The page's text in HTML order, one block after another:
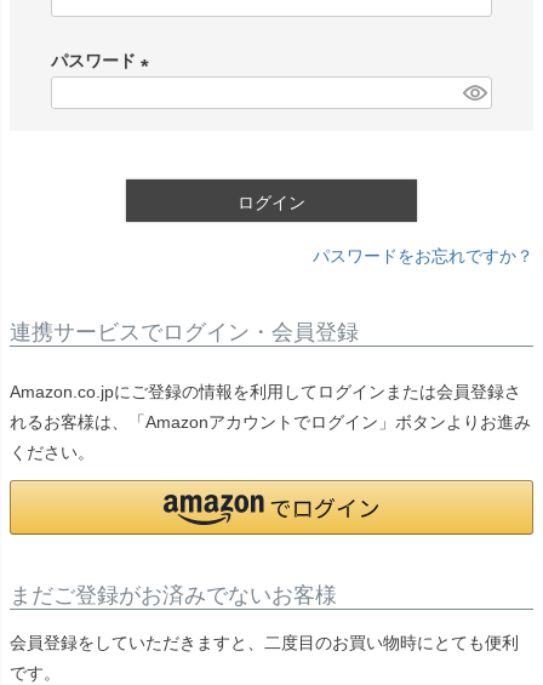
パスワード
ログイン
パスワードをお忘れですか？
連携サービスでログイン・会員登録
Amazon.co.jpにご登録の情報を利用してログインまたは会員登録さ
れるお客様は、「Amazonアカウントでログイン」ボタンよりお進み
ください。
まだご登録がお済みでないお客様
会員登録をしていただきますと、二度目のお買い物時にとても便利
です。